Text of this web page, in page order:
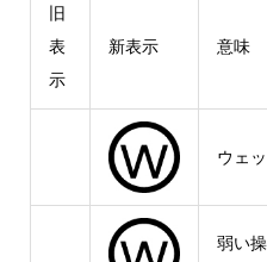
旧
表
示
新表示 意味
ウェ
弱い